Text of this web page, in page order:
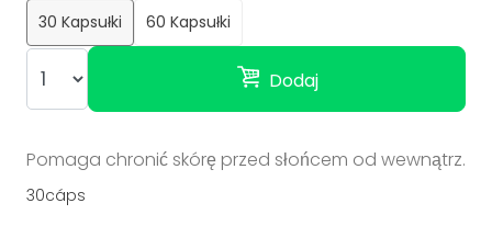
30 Kapsułki
60 Kapsułki
Dodaj
Pomaga chronić skórę przed słońcem od wewnątrz.
30cáps